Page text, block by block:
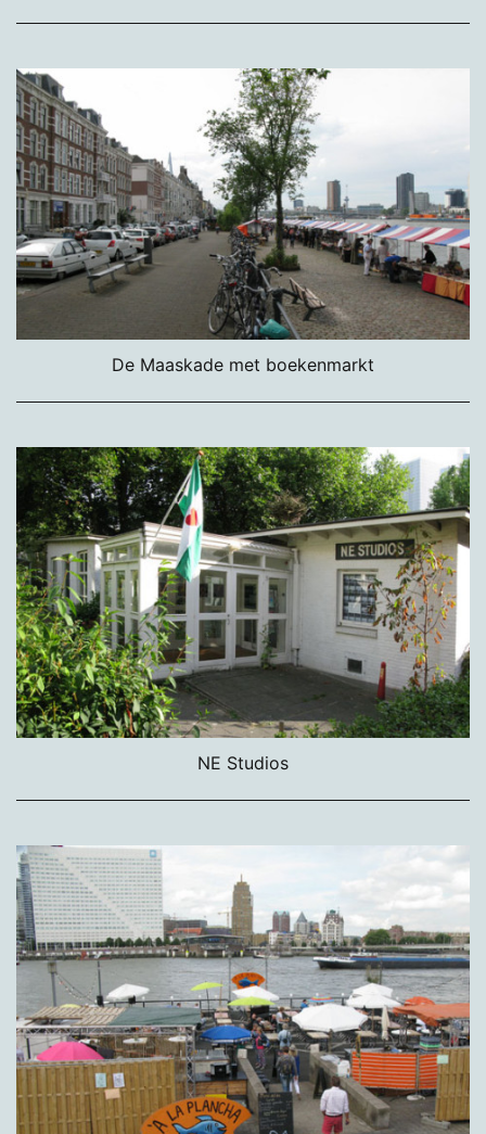
De Maaskade met boekenmarkt
NE Studios